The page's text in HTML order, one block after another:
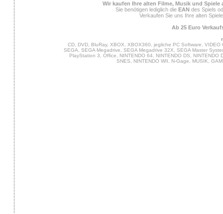
Wir kaufen Ihre alten Filme, Musik und Spiele
Sie benötigen lediglich die EAN des Spiels
Verkaufen Sie uns Ihre alten
Ab 25 Euro
CD, DVD, BluRay, XBOX, XBOX360, jegliche PC Software,
SEGA, SEGA Megadrive, SEGA Megadrive 32X, SEGA Master
PlayStation 3, Office, NINTENDO 64, NINTENDO DS,
SNES, NINTENDO WII, N-Gage, MUSIK,